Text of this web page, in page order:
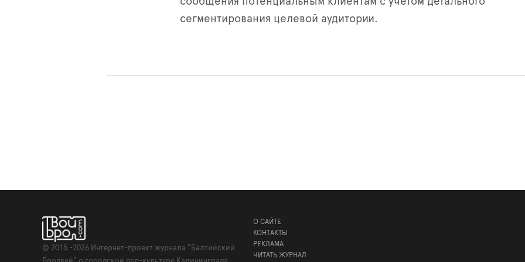
сегментирования целевой аудитории.
© 2015 -2026 Интернет-проект журнала "Балтийский
О САЙТЕ
КОНТАКТЫ
РЕКЛАМА
ЧИТАТЬ ЖУРНАЛ